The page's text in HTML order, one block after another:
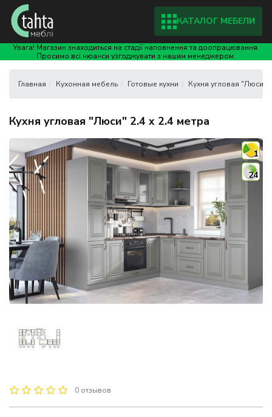
Увага! Магазин знаходиться на стадії наповнення та доопрацювання.
Просимо всі нюанси узгоджувати з нашим менеджером.
КАТАЛОГ МЕБЕЛИ
Кухонная мебель Готовые кухни Кухня угловая "Люси"
Кухня угловая "Люси" 2.4 x 2.4 метра
1
24
0 отзывов